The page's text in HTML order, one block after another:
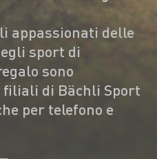
appassionati delle
sport di
sono
di Bächli Sport
per telefono e